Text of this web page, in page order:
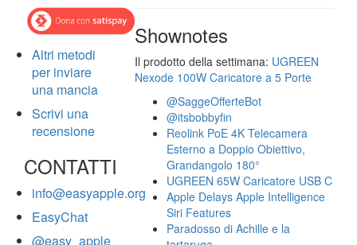
Altri metodi
per inviare
una mancia
Scrivi una
recensione
CONTATTI
info@easyapple.org
EasyChat
@easy_apple
Shownotes
Il prodotto della settimana: UGREEN
Nexode 100W Caricatore a 5 Porte
@SaggeOfferteBot
@itsbobbyfin
Reolink PoE 4K Telecamera
Esterno a Doppio Obiettivo,
Grandangolo 180°
UGREEN 65W Caricatore USB C
Apple Delays Apple Intelligence
Siri Features
Paradosso di Achille e la